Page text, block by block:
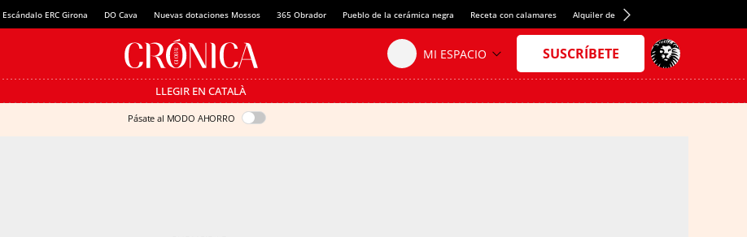
Escándalo ERC Girona DO Cava Nuevas dotaciones Mossos 365 Obrador Pueblo de la cerámica negra Receta con calamares Alquiler de habitaciones en España
LLEGIR EN CATALÀ
Pásate al MODO AHORRO